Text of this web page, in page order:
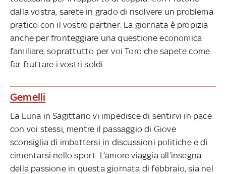
dalla vostra, sarete in grado di risolvere un problema
pratico con il vostro partner. La giornata è propizia
anche per fronteggiare una questione economica
familiare, soprattutto per voi Toro che sapete come
far fruttare i vostri soldi.
Gemelli
La Luna in Sagittario vi impedisce di sentirvi in pace
con voi stessi, mentre il passaggio di Giove
sconsiglia di imbattersi in discussioni politiche e di
cimentarsi nello sport. L’amore viaggia all’insegna
della passione in questa giornata di febbraio, sia nel